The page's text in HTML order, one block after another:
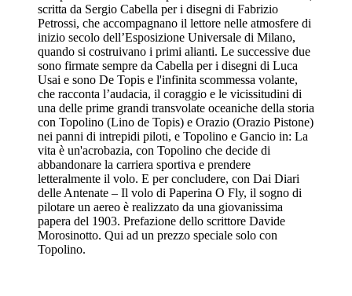
scritta da Sergio Cabella per i disegni di Fabrizio
Petrossi, che accompagnano il lettore nelle atmosfere di
inizio secolo dell’Esposizione Universale di Milano,
quando si costruivano i primi alianti. Le successive due
sono firmate sempre da Cabella per i disegni di Luca
Usai e sono De Topis e l'infinita scommessa volante,
che racconta l’audacia, il coraggio e le vicissitudini di
una delle prime grandi transvolate oceaniche della storia
con Topolino (Lino de Topis) e Orazio (Orazio Pistone)
nei panni di intrepidi piloti, e Topolino e Gancio in: La
vita è un'acrobazia, con Topolino che decide di
abbandonare la carriera sportiva e prendere
letteralmente il volo. E per concludere, con Dai Diari
delle Antenate – Il volo di Paperina O Fly, il sogno di
pilotare un aereo è realizzato da una giovanissima
papera del 1903. Prefazione dello scrittore Davide
Morosinotto. Qui ad un prezzo speciale solo con
Topolino.